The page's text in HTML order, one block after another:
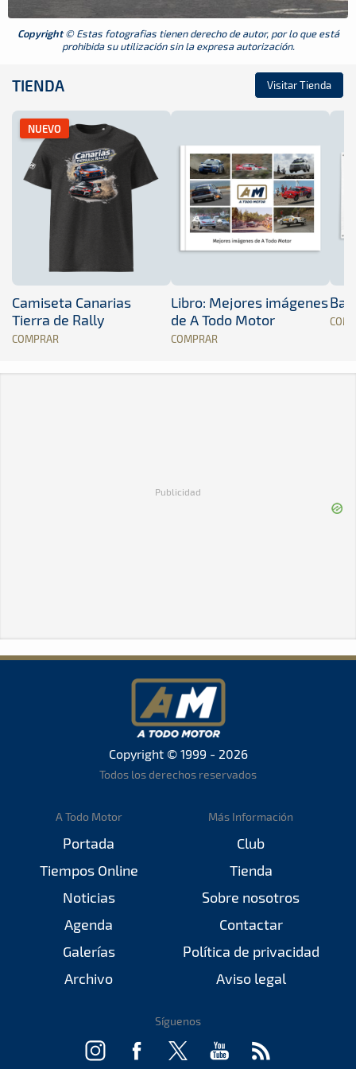
Copyright© Estas fotografias tienen derecho de autor, por lo que está
prohibida su utilización sin la expresa autorización.
TIENDA Visitar Tienda
NUEVO
Camiseta Canarias
Tierra de Rally
COMPRAR
Libro: Mejores imágenes
de A Todo Motor
COMPRAR
Publicidad
Copyright © 1999 - 2026
Todos los derechos reservados
A Todo Motor
Portada
Tiempos Online
Noticias
Agenda
Galerías
Archivo
Más Información
Club
Tienda
Sobre nosotros
Contactar
Política de privacidad
Aviso legal
Síguenos